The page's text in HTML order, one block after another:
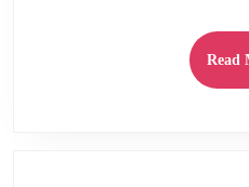
Read